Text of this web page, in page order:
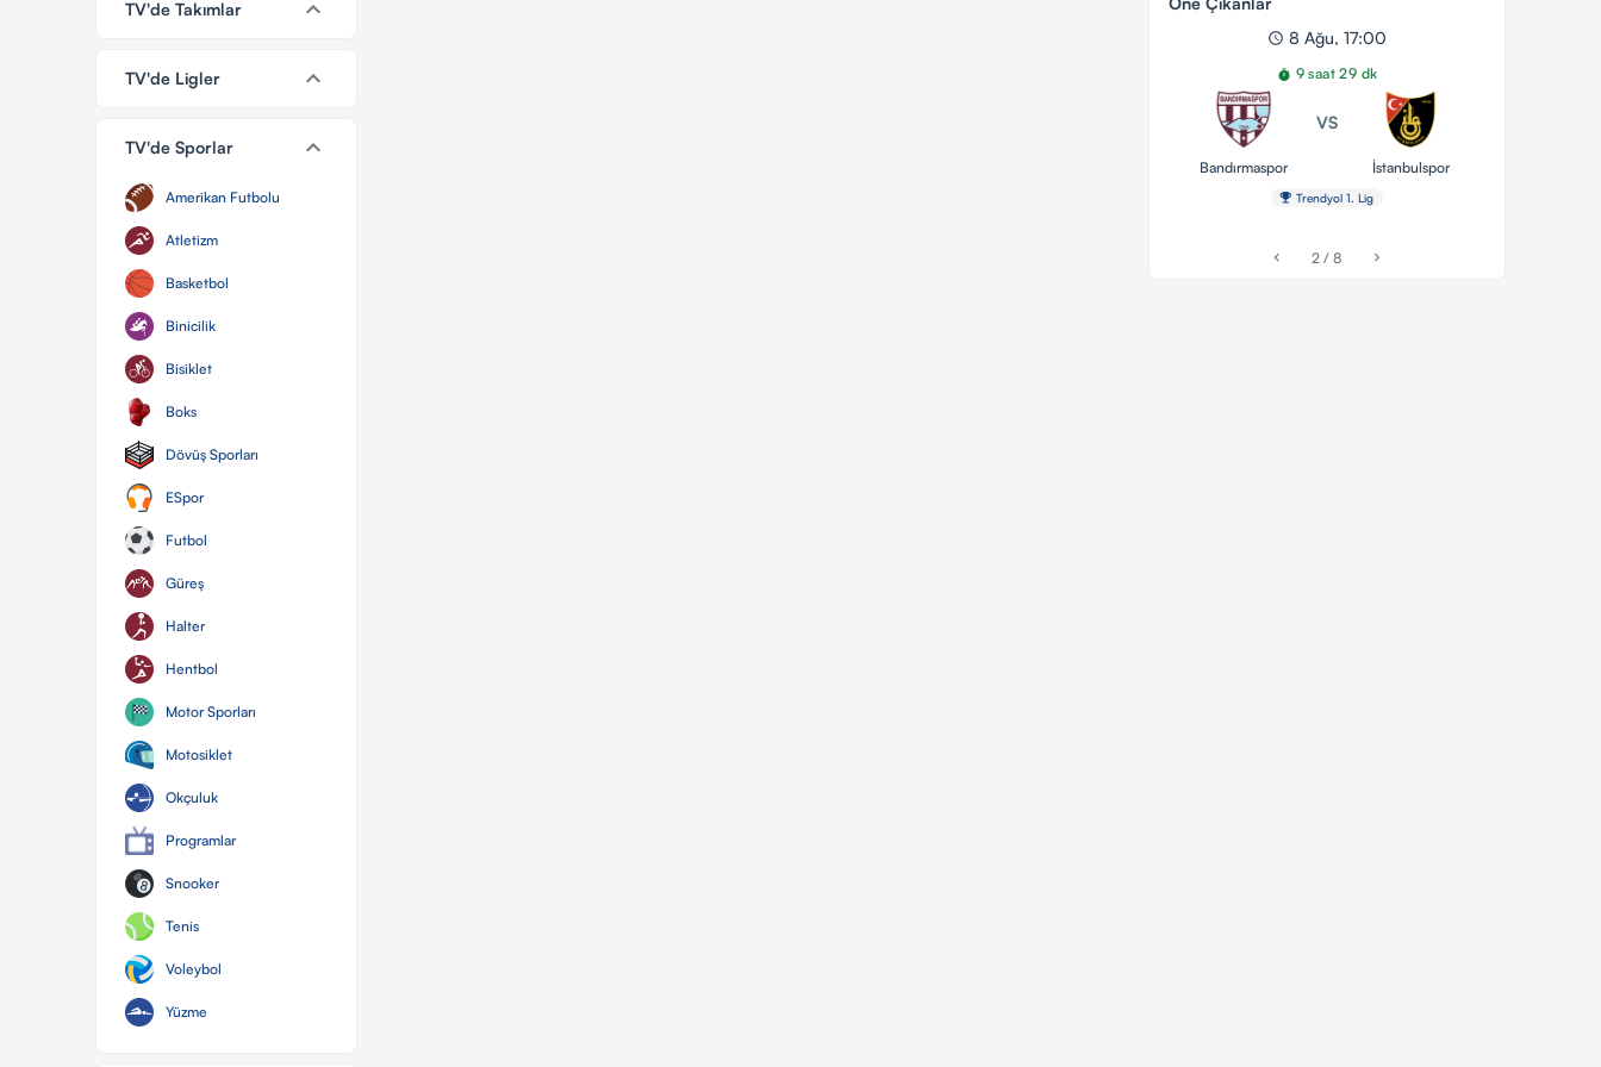
TV'de Takımlar keyboard_arrow_down
TV'de Ligler keyboard_arrow_down
TV'de Sporlar keyboard_arrow_down
Amerikan Futbolu
Atletizm
Basketbol
Binicilik
Bisiklet
Boks
Dövüş Sporları
ESpor
Futbol
Güreş
Halter
Hentbol
Motor Sporları
Motosiklet
Okçuluk
Programlar
Snooker
Tenis
Voleybol
Yüzme
schedule 8 Ağu, 17:00
timer 9 saat 29 dk
Bandırmaspor
VS
İstanbulspor
emoji_events Trendyol 1. Lig
chevron_left 2 / 8 chevron_right